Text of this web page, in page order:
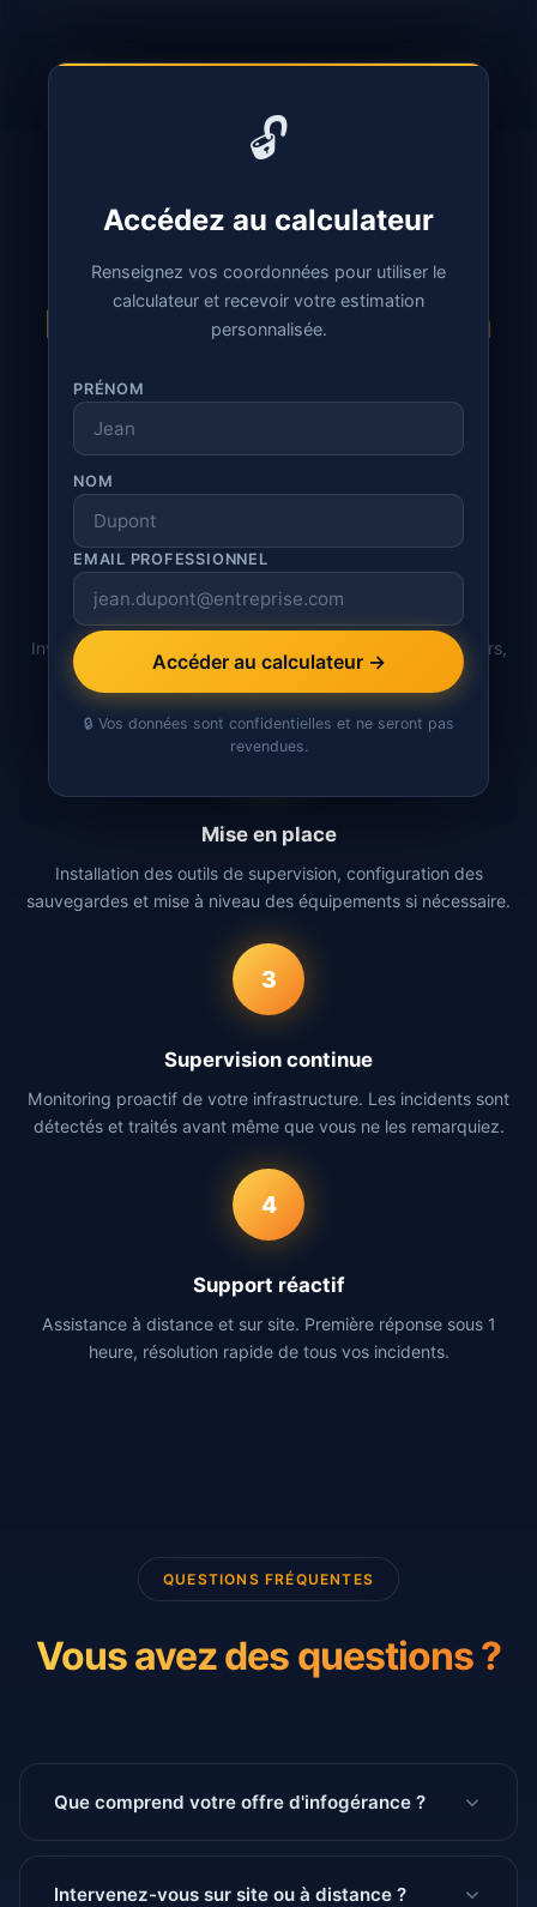
🔓
Accédez au calculateur
Renseignez vos coordonnées pour utiliser le
calculateur et recevoir votre estimation
personnalisée.
PRÉNOM
NOM
EMAIL PROFESSIONNEL
Accéder au calculateur →
🔒 Vos données sont confidentielles et ne seront pas
revendues.
🔓
Accédez au calculateur
Renseignez vos coordonnées pour utiliser le
calculateur et recevoir votre estimation
personnalisée.
PRÉNOM
NOM
EMAIL PROFESSIONNEL
Accéder au calculateur →
🔒 Vos données sont confidentielles et ne seront pas
revendues.
De l'audit à la supervision
Audit du parc
Inventaire complet de votre infrastructure : postes, serveurs,
réseau, imprimantes. Identification des points critiques.
2
Mise en place
Installation des outils de supervision, configuration des
sauvegardes et mise à niveau des équipements si nécessaire.
3
Supervision continue
Monitoring proactif de votre infrastructure. Les incidents sont
détectés et traités avant même que vous ne les remarquiez.
4
Support réactif
Assistance à distance et sur site. Première réponse sous 1
heure, résolution rapide de tous vos incidents.
QUESTIONS FRÉQUENTES
Vous avez des questions ?
Que comprend votre offre d'infogérance ?
Intervenez-vous sur site ou à distance ?